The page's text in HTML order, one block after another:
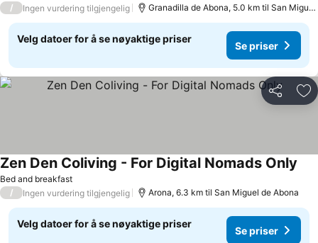
/ Ingen vurdering tilgjengelig Granadilla de Abona, 5.0 km til San Miguel de Abona
Velg datoer for å se nøyaktige priser
Se priser
Del
Bed and breakfast
Zen Den Coliving - For Digital Nomads Only
/ Ingen vurdering tilgjengelig Arona, 6.3 km til San Miguel de Abona
Velg datoer for å se nøyaktige priser
Se priser